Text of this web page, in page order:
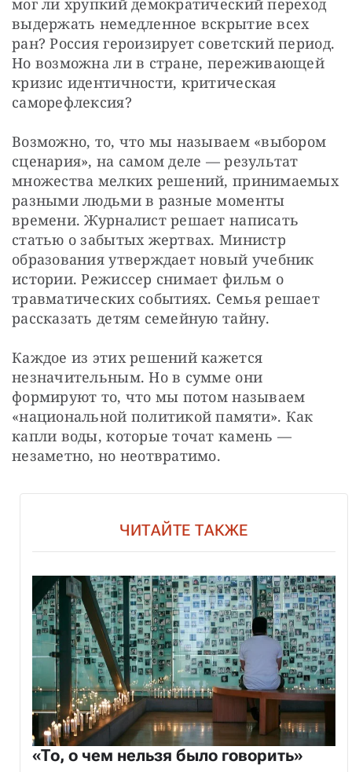
выдержать немедленное вскрытие всех
ран? Россия героизирует советский период.
Но возможна ли в стране, переживающей
кризис идентичности, критическая
саморефлексия?
Возможно, то, что мы называем «выбором
сценария», на самом деле — результат
множества мелких решений, принимаемых
разными людьми в разные моменты
времени. Журналист решает написать
статью о забытых жертвах. Министр
образования утверждает новый учебник
истории. Режиссер снимает фильм о
травматических событиях. Семья решает
рассказать детям семейную тайну.
Каждое из этих решений кажется
незначительным. Но в сумме они
формируют то, что мы потом называем
«национальной политикой памяти». Как
капли воды, которые точат камень —
незаметно, но неотвратимо.
ЧИТАЙТЕ ТАКЖЕ
«То, о чем нельзя было говорить»